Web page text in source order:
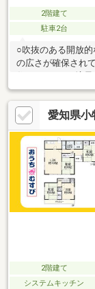
2階建て
駐車2台
○吹抜のある開放
の広さが確保され
住まいです！○境
愛知県小
2階建て
システムキッチン